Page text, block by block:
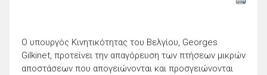
Ο υπουργός Κινητικότητας του Βελγίου, Georges
Gilkinet, προτείνει την απαγόρευση των πτήσεων μικρών
αποστάσεων που απογειώνονται και προσγειώνονται